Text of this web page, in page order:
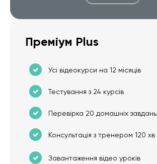
Преміум Plus
Усі відеокурси на 12 місяців
Тестування з 24 курсів
Перевірка 20 домашніх завдань
Консультація з тренером 120 хв
Завантаження відео уроків